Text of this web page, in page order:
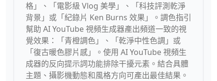
格」、「電影級 Vlog 美學」、「科技評測乾淨
背景」或「紀錄片 Ken Burns 效果」。調色指引
幫助 AI YouTube 視頻生成器產出頻道一致的視
覺效果：「青橙調色」、「乾淨中性色調」或
「復古暖色膠片感」。使用 AI YouTube 視頻生
成器的反向提示詞功能排除干擾元素。結合具體
主題、攝影機動態和風格方向可產出最佳結果。